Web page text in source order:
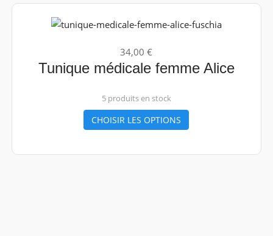
34,00 €
Tunique médicale femme Alice
5 produits en stock
CHOISIR LES OPTIONS